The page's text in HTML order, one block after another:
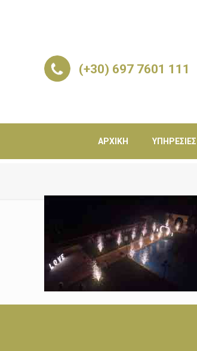
(+30) 697 7601 111
ΑΡΧΙΚΉ ΥΠΗΡΕΣΊΕΣ